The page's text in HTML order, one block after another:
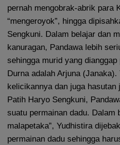
pernah mengobrak-abrik para
“mengeroyok”, hingga
Sengkuni. Dalam belajar dan
kanuragan, Pandawa lebih
sehingga murid yang
Durna adalah Arjuna (Janaka).
kelicikannya dan juga
Patih Haryo Sengkuni,
suatu permainan dadu. Dalam
malapetaka”, Yudhistira
permainan dadu sehingga